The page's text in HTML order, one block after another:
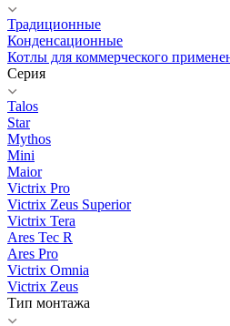
Традиционные
Конденсационные
Котлы для коммерческого
Серия
Talos
Star
Mythos
Mini
Maior
Victrix Pro
Victrix Zeus Superior
Victrix Tera
Ares Tec R
Ares Pro
Victrix Omnia
Victrix Zeus
Тип монтажа